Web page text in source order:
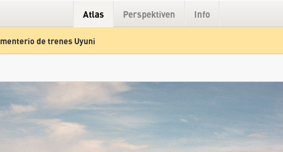
Atlas Perspektiven Info
de trenes Uyuni
Hybrid Gelände Straße